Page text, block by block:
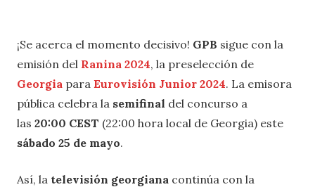
¡Se acerca el momento decisivo! GPB sigue con la
emisión del Ranina 2024, la preselección de
Georgia para Eurovisión Junior 2024. La emisora
pública celebra la semifinal del concurso a
las 20:00 CEST (22:00 hora local de Georgia) este
sábado 25 de mayo.
Así, la televisión georgiana continúa con la